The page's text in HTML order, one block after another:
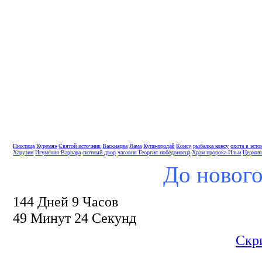
Пюхтица Куремяэ Святой источник Васкнарва Яама Купи-продай Консу рыбалка консу охота в
Харузин Игумения Варвара скотный двор часовня Георгия победоносца Храм пророка Ильи
До
144 Дней 9 Часов
49 Минут 23 Секунд